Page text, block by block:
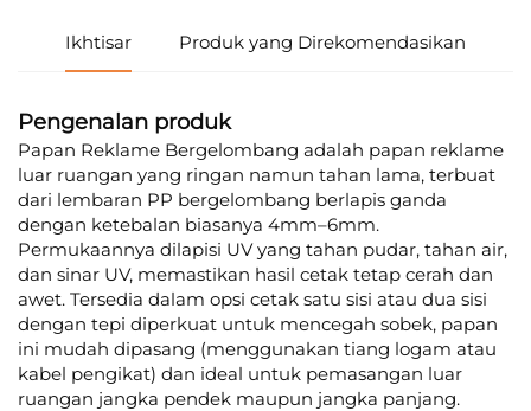
Ikhtisar Produk yang Direkomendasikan
Pengenalan produk
Papan Reklame Bergelombang adalah papan reklame
luar ruangan yang ringan namun tahan lama, terbuat
dari lembaran PP bergelombang berlapis ganda
dengan ketebalan biasanya 4mm–6mm.
Permukaannya dilapisi UV yang tahan pudar, tahan air,
dan sinar UV, memastikan hasil cetak tetap cerah dan
awet. Tersedia dalam opsi cetak satu sisi atau dua sisi
dengan tepi diperkuat untuk mencegah sobek, papan
ini mudah dipasang (menggunakan tiang logam atau
kabel pengikat) dan ideal untuk pemasangan luar
ruangan jangka pendek maupun jangka panjang.